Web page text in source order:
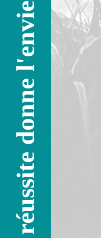
La réussite donne l'envie